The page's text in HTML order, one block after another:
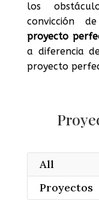
los
convicción
proyecto
a diferencia
proyecto
All
Proyectos